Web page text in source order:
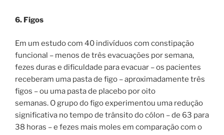
6. Figos
Em um estudo com 40 indivíduos com constipação
funcional – menos de três evacuações por semana,
fezes duras e dificuldade para evacuar – os pacientes
receberam uma pasta de figo – aproximadamente três
figos – ou uma pasta de placebo por oito
semanas. O grupo do figo experimentou uma redução
significativa no tempo de trânsito do cólon – de 63 para
38 horas – e fezes mais moles em comparação com o